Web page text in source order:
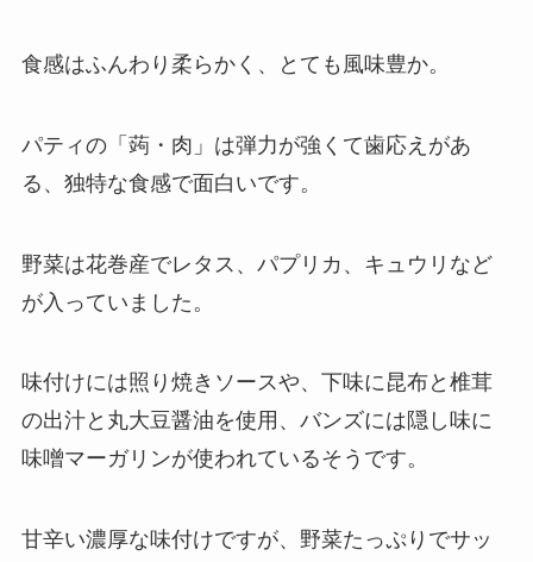
食感はふんわり柔らかく、とても風味豊か。
パティの「蒟・肉」は弾力が強くて歯応えがあ
る、独特な食感で面白いです。
野菜は花巻産でレタス、パプリカ、キュウリなど
が入っていました。
味付けには照り焼きソースや、下味に昆布と椎茸
の出汁と丸大豆醤油を使用、バンズには隠し味に
味噌マーガリンが使われているそうです。
甘辛い濃厚な味付けですが、野菜たっぷりでサッ